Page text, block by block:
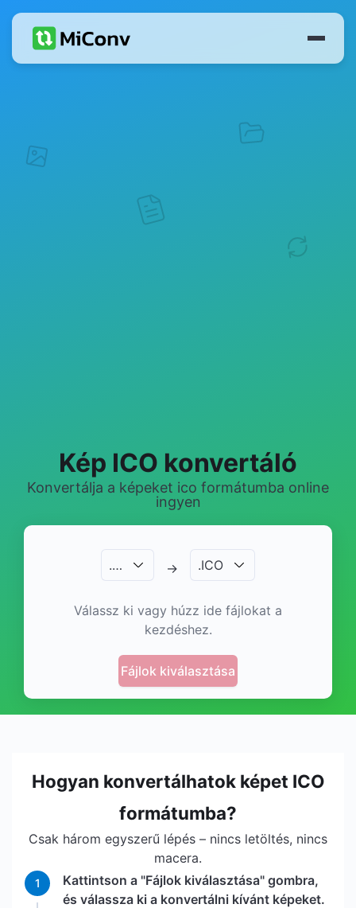
Kép ICO konvertáló
Konvertálja a képeket ico formátumba online
ingyen
.… → .ICO
Válassz ki vagy húzz ide fájlokat a
kezdéshez.
Fájlok kiválasztása
Hogyan konvertálhatok képet ICO
formátumba?
Csak három egyszerű lépés – nincs letöltés, nincs
macera.
1
Kattintson a "Fájlok kiválasztása" gombra,
és válassza ki a konvertálni kívánt képeket.